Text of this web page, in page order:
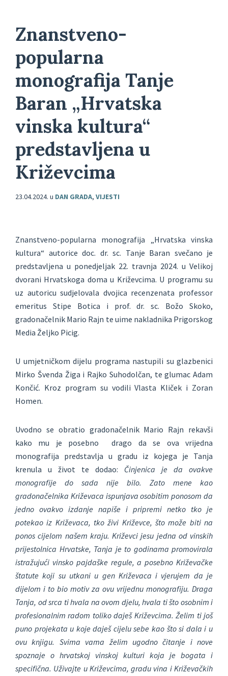
Znanstveno-
popularna
monografija Tanje
Baran „Hrvatska
vinska kultura“
predstavljena u
Križevcima
23.04.2024. u DAN GRADA, VIJESTI
Znanstveno-popularna monografija „Hrvatska vinska
kultura“ autorice doc. dr. sc. Tanje Baran svečano je
predstavljena u ponedjeljak 22. travnja 2024. u Velikoj
dvorani Hrvatskoga doma u Križevcima. U programu su
uz autoricu sudjelovala dvojica recenzenata professor
emeritus Stipe Botica i prof. dr. sc. Božo Skoko,
gradonačelnik Mario Rajn te uime nakladnika Prigorskog
Media Željko Picig.
U umjetničkom dijelu programa nastupili su glazbenici
Mirko Švenda Žiga i Rajko Suhodolčan, te glumac Adam
Končić. Kroz program su vodili Vlasta Kliček i Zoran
Homen.
Uvodno se obratio gradonačelnik Mario Rajn rekavši
kako mu je posebno drago da se ova vrijedna
monografija predstavlja u gradu iz kojega je Tanja
krenula u život te dodao: Činjenica je da ovakve
monografije do sada nije bilo. Zato mene kao
gradonačelnika Križevaca ispunjava osobitim ponosom da
jedno ovakvo izdanje napiše i pripremi netko tko je
potekao iz Križevaca, tko živi Križevce, što može biti na
ponos cijelom našem kraju. Križevci jesu jedna od vinskih
prijestolnica Hrvatske, Tanja je to godinama promovirala
istražujući vinsko pajdaške regule, a posebno Križevačke
štatute koji su utkani u gen Križevaca i vjerujem da je
dijelom i to bio motiv za ovu vrijednu monografiju. Draga
Tanja, od srca ti hvala na ovom djelu, hvala ti što osobnim i
profesionalnim radom toliko daješ Križevcima. Želim ti još
puno projekata u koje daješ cijelu sebe kao što si dala i u
ovu knjigu. Svima vama želim ugodno čitanje i nove
spoznaje o hrvatskoj vinskoj kulturi koja je bogata i
specifična. Uživajte u Križevcima, gradu vina i Križevačkih